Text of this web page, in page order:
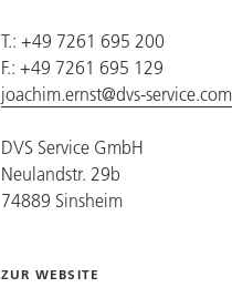
T.: +49 7261 695 200
F.: +49 7261 695 129
joachim.ernst@dvs-service.com
DVS Service GmbH
Neulandstr. 29b
74889 Sinsheim
ZUR WEBSITE